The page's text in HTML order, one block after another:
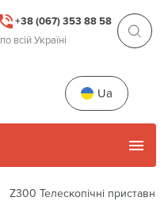
+38 (067) 353 88 58
по всій Україні
Ua
Z300 Телескопічні